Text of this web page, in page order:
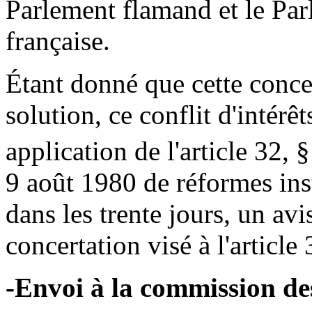
Parlement flamand et le
française.
Étant donné que cette
solution, ce conflit
application de l'article 32,
9 août 1980 de réformes
dans les trente jours, un
concertation visé à l'article
-Envoi à la commission